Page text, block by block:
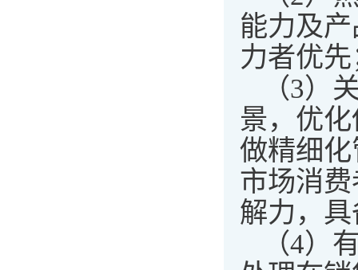
能力及
力者优
（3）
景，优
做精细
市场消
解力，
（4）